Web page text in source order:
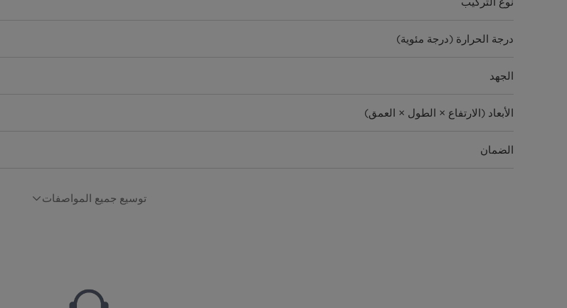
درجة الحرارة (درجة مئوية)
الجهد
الأبعاد (الارتفاع × الطول × العمق)
الضمان
توسيع جميع المواصفات